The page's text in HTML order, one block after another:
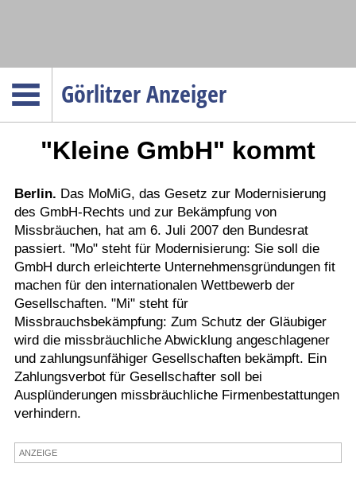
Görlitzer Anzeiger
Menüpunkte
Politik
Gesellschaft
Wirtschaft
Service
Verkehr
Gesundheit
Kultur
Sport
Termine
Kostenlos
"Kleine GmbH" kommt
Berlin. Das MoMiG, das Gesetz zur Modernisierung
des GmbH-Rechts und zur Bekämpfung von
Missbräuchen, hat am 6. Juli 2007 den Bundesrat
passiert. "Mo" steht für Modernisierung: Sie soll die
GmbH durch erleichterte Unternehmensgründungen fit
machen für den internationalen Wettbewerb der
Gesellschaften. "Mi" steht für
Missbrauchsbekämpfung: Zum Schutz der Gläubiger
wird die missbräuchliche Abwicklung angeschlagener
und zahlungsunfähiger Gesellschaften bekämpft. Ein
Zahlungsverbot für Gesellschafter soll bei
Ausplünderungen missbräuchliche Firmenbestattungen
verhindern.
ANZEIGE